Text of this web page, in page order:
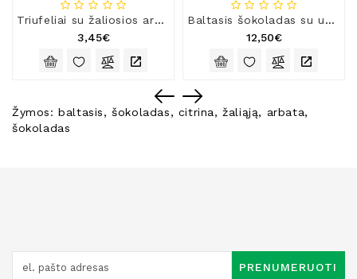
Triufeliai su žaliosios arbatos įdaru
3,45€
Baltasis šokoladas su uogomis ir vaisiais „Šokoladinė saulė“
12,50€
Žymos:baltasis,šokoladas, citrina,žaliąją, arbata,
šokoladas
PRENUMERUOTI